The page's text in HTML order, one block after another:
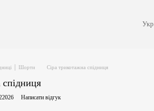
Укр
│ Шорти Сіра трикотажна спідниця
Написати відгук